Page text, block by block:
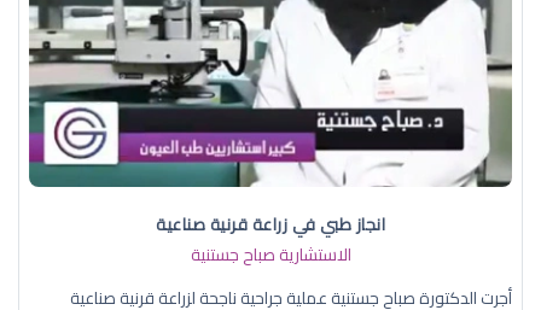
انجاز طبي في زراعة قرنية صناعية
الاستشارية صباح جستنية
أجرت الدكتورة صباح جستنية عملية جراحية ناجحة لزراعة قرنية صناعية